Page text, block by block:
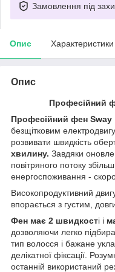
Замовлення під
Опис Характеристики
Опис
Професійний
Професійний фен Sway
безщітковим
розвивати швидкість
хвилину. Завдяки
повітряного потоку
енергоспоживання -
Високопродуктивний
впорається з густим,
Фен має 2 швидкості і
дозволяючи легко
тип волосся і бажане
делікатної фіксації.
останній використаний